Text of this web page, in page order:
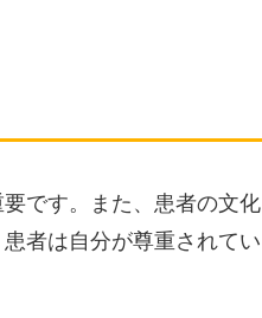
です。また、患者の文化
者は自分が尊重されてい